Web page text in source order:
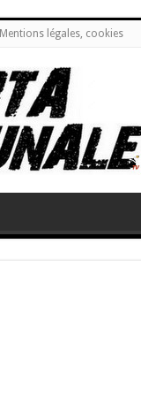
Mentions légales, cookies